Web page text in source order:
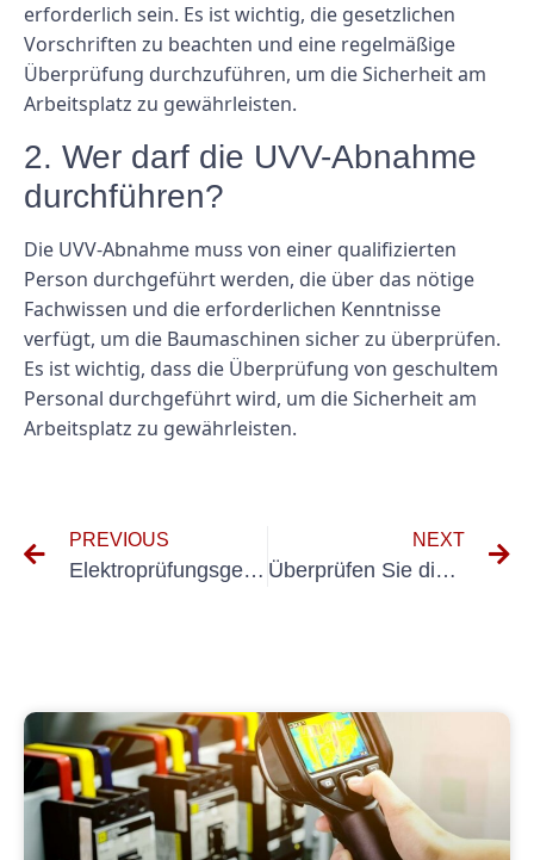
erforderlich sein. Es ist wichtig, die gesetzlichen
Vorschriften zu beachten und eine regelmäßige
Überprüfung durchzuführen, um die Sicherheit am
Arbeitsplatz zu gewährleisten.
2. Wer darf die UVV-Abnahme
durchführen?
Die UVV-Abnahme muss von einer qualifizierten
Person durchgeführt werden, die über das nötige
Fachwissen und die erforderlichen Kenntnisse
verfügt, um die Baumaschinen sicher zu überprüfen.
Es ist wichtig, dass die Überprüfung von geschultem
Personal durchgeführt wird, um die Sicherheit am
Arbeitsplatz zu gewährleisten.
PREVIOUS
Elektroprüfungsgeräte
NEXT
Überprüfen Sie die Hausinstallation